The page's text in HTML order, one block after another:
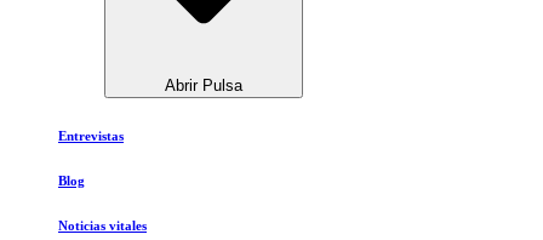
Abrir Pulsa
Entrevistas
Blog
Noticias vitales